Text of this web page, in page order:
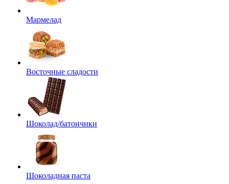
Мармелад
Восточные сладости
Шоколад/батончики
Шоколадная паста